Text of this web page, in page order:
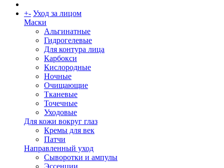
+- Уход за лицом
Маски
Альгинатные
Гидрогелевые
Для контура лица
Карбокси
Кислородные
Ночные
Очищающие
Тканевые
Точечные
Уходовые
Для кожи вокруг глаз
Кремы для век
Патчи
Направленный уход
Сыворотки и ампулы
Эссенции